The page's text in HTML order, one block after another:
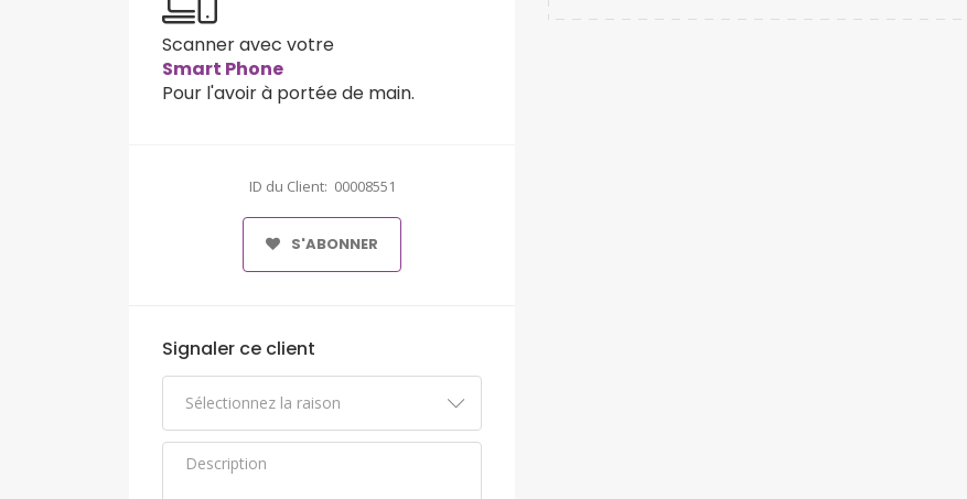
Scanner avec votre
Smart Phone
Pour l'avoir à portée de main.
ID du Client: 00008551
S'ABONNER
Signaler ce client